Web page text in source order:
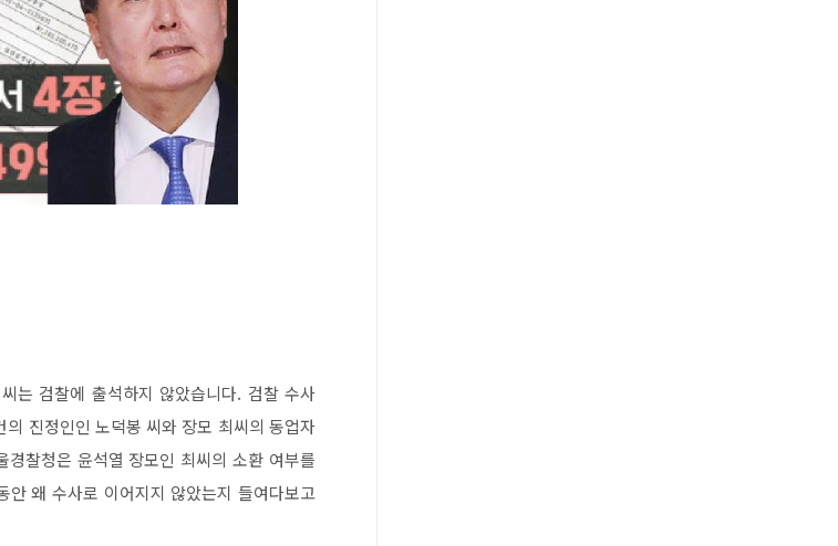
는 검찰에 출석하지 않았습니다. 검찰 수사
진정인인 노덕봉 씨와 장모 최씨의 동업자
찰청은 윤석열 장모인 최씨의 소환 여부를
왜 수사로 이어지지 않았는지 들여다보고